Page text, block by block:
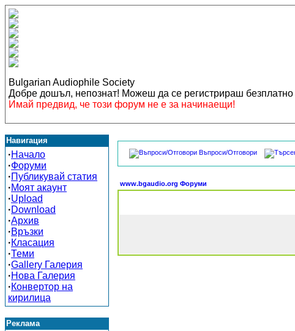
Bulgarian Audiophile Society
Добре дошъл, непознат! Можеш да се регистрираш безплатно
Имай предвид, че този форум не е за начинаещи!
Навигация
·Начало
·Форуми
·Публикувай статия
·Моят акаунт
·Upload
·Download
·Архив
·Връзки
·Класация
·Теми
·Gallery Галерия
·Нова Галерия
·Конвертор на
кирилица
Реклама
Въпроси/Отговори
www.bgaudio.org Форуми